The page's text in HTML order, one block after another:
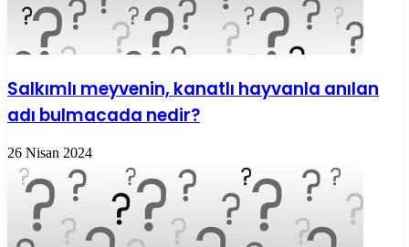
Salkımlı meyvenin, kanatlı hayvanla anılan
adı bulmacada nedir?
26 Nisan 2024